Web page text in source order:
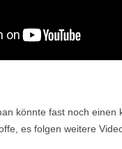
könnte fast noch einen
es folgen weitere